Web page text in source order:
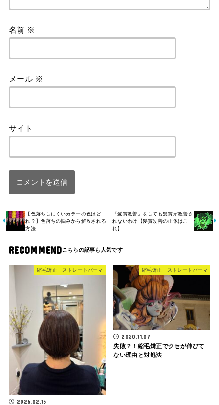
名前 ※
メール ※
サイト
【色落ちしにくいカラーの色はど
れ？】色落ちの悩みから解放される
方法
『髪質改善』をしても髪質が改善さ
れないわけ【髪質改善の正体はこ
れ】
RECOMMEND
縮毛矯正 ストレートパーマ
2026.02.16
縮毛矯正 ストレートパーマ
2020.11.07
失敗？！縮毛矯正でクセが伸びて
ない理由と対処法